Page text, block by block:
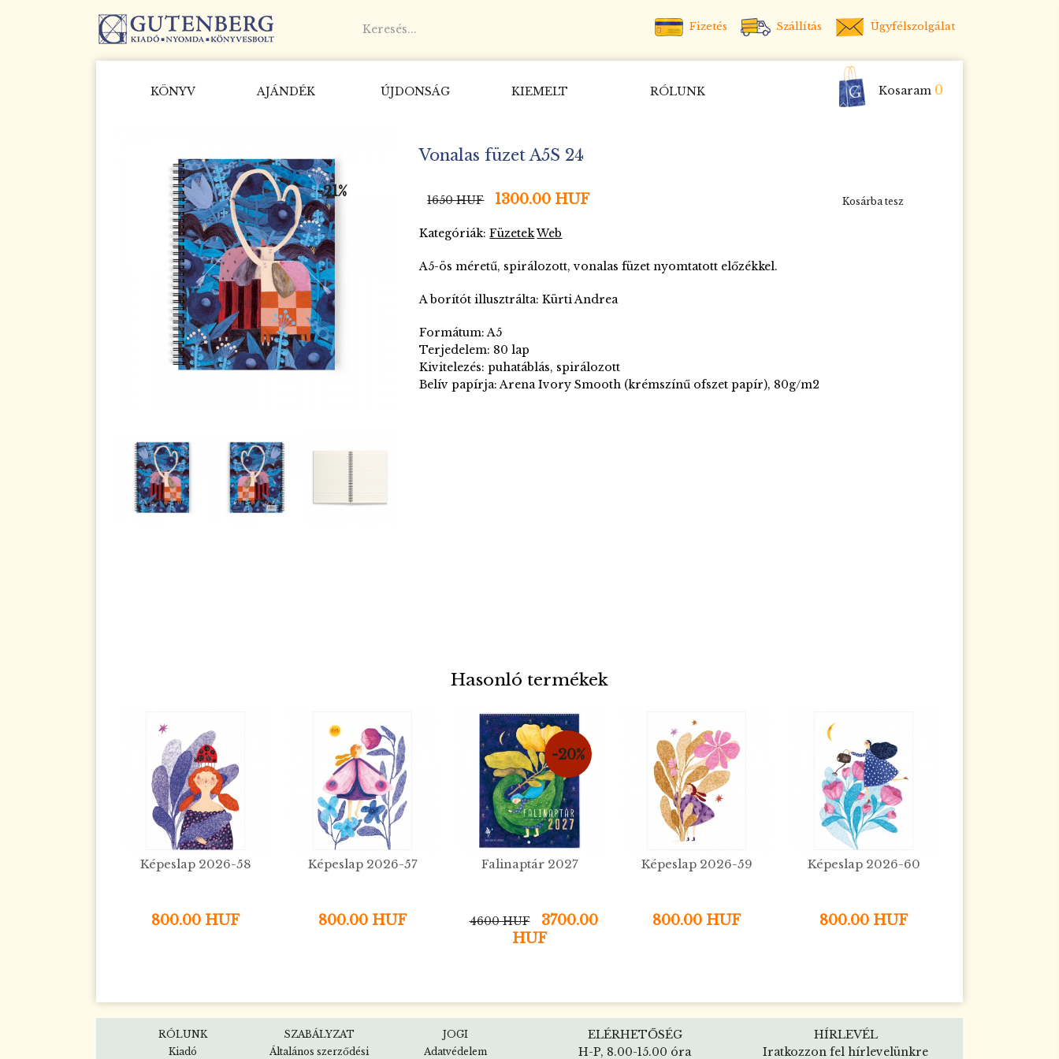
Fizetés Szállítás Ügyfélszolgálat
KÖNYV AJÁNDÉK ÚJDONSÁG KIEMELT RÓLUNK Kosaram 0
-21%
Vonalas füzet A5S 24
1650 HUF 1300.00 HUF Kosárba tesz
Kategóriák:FüzetekWeb
A5-ös méretű, spirálozott, vonalas füzet nyomtatott előzékkel.
A borítót illusztrálta: Kürti Andrea
Formátum: A5
Terjedelem: 80 lap
Kivitelezés: puhatáblás, spirálozott
Belív papírja: Arena Ivory Smooth (krémszínű ofszet papír), 80g/m2
Hasonló termékek
Képeslap 2026-58
800.00 HUF
Képeslap 2026-57
800.00 HUF
-20%
Falinaptár 2027
4600 HUF
3700.00
HUF
Képeslap 2026-59
800.00 HUF
Képeslap 2026-60
800.00 HUF
RÓLUNK SZABÁLYZAT JOGI ELÉRHETŐSÉG HÍRLEVÉL
Kiadó Általános szerződési Adatvédelem H-P, 8.00-15.00 óra Iratkozzon fel hírlevelünkre